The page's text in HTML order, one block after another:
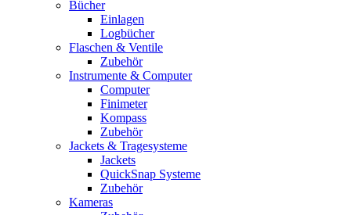
Bücher
Einlagen
Logbücher
Flaschen & Ventile
Zubehör
Instrumente & Computer
Computer
Finimeter
Kompass
Zubehör
Jackets & Tragesysteme
Jackets
QuickSnap Systeme
Zubehör
Kameras